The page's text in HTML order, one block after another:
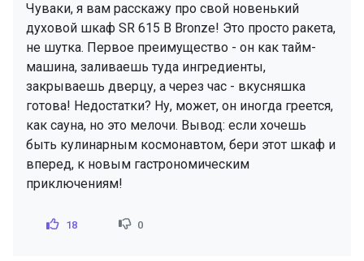
Чуваки, я вам расскажу про свой новенький
духовой шкаф SR 615 B Bronze! Это просто ракета,
не шутка. Первое преимущество - он как тайм-
машина, заливаешь туда ингредиенты,
закрываешь дверцу, а через час - вкусняшка
готова! Недостатки? Ну, может, он иногда греется,
как сауна, но это мелочи. Вывод: если хочешь
быть кулинарным космонавтом, бери этот шкаф и
вперед, к новым гастрономическим
приключениям!
18 0